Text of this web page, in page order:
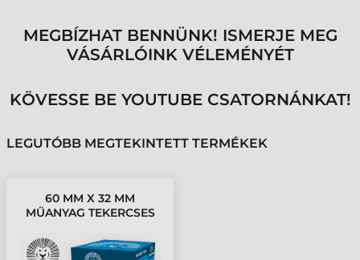
MEGBÍZHAT BENNÜNK! ISMERJE MEG
VÁSÁRLÓINK VÉLEMÉNYÉT
KÖVESSE BE YOUTUBE CSATORNÁNKAT!
LEGUTÓBB MEGTEKINTETT TERMÉKEK
60 MM X 32 MM
MŰANYAG TEKERCSES
3400 CÍMKE/TEKERCS )